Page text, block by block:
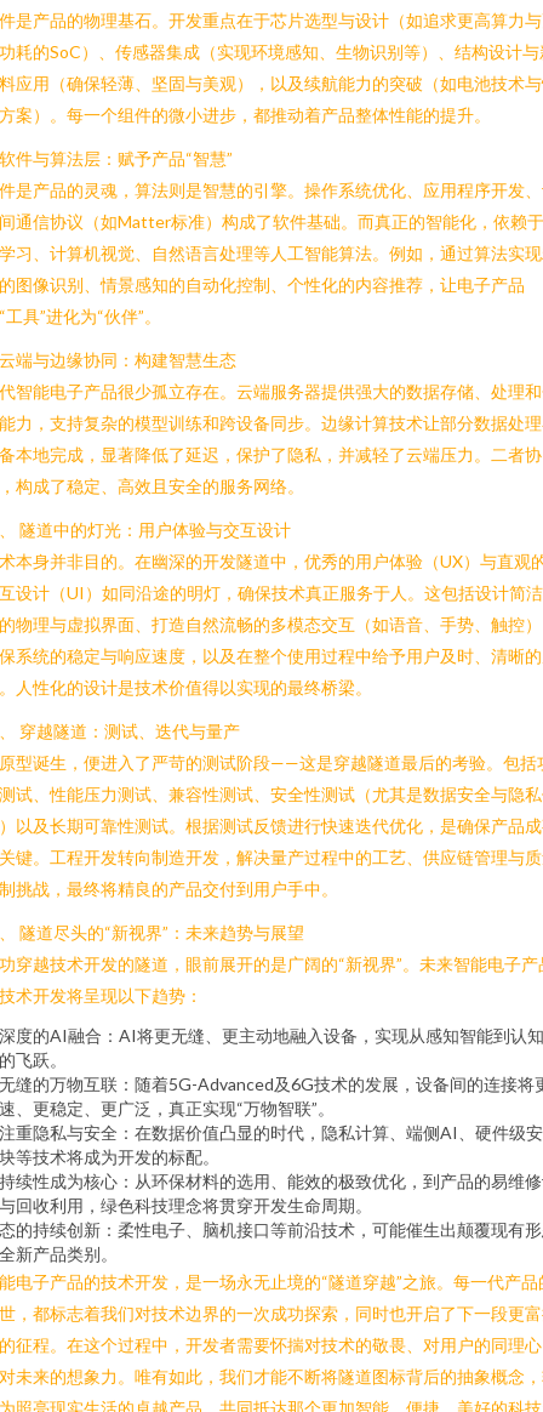
是产品的物理基石。开发重点在于芯片选型与设计（如追求更高算力
耗的SoC）、传感器集成（实现环境感知、生物识别等）、结构设计与
应用（确保轻薄、坚固与美观），以及续航能力的突破（如电池技术
案）。每一个组件的微小进步，都推动着产品整体性能的提升。
件与算法层：赋予产品“智慧”
是产品的灵魂，算法则是智慧的引擎。操作系统优化、应用程序开发
通信协议（如Matter标准）构成了软件基础。而真正的智能化，依赖
习、计算机视觉、自然语言处理等人工智能算法。例如，通过算法实
图像识别、情景感知的自动化控制、个性化的内容推荐，让电子产品
工具”进化为“伙伴”。
端与边缘协同：构建智慧生态
智能电子产品很少孤立存在。云端服务器提供强大的数据存储、处理
力，支持复杂的模型训练和跨设备同步。边缘计算技术让部分数据处
本地完成，显著降低了延迟，保护了隐私，并减轻了云端压力。二者协
构成了稳定、高效且安全的服务网络。
隧道中的灯光：用户体验与交互设计
本身并非目的。在幽深的开发隧道中，优秀的用户体验（UX）与直观
设计（UI）如同沿途的明灯，确保技术真正服务于人。这包括设计简
物理与虚拟界面、打造自然流畅的多模态交互（如语音、手势、触控
系统的稳定与响应速度，以及在整个使用过程中给予用户及时、清晰
人性化的设计是技术价值得以实现的最终桥梁。
穿越隧道：测试、迭代与量产
型诞生，便进入了严苛的测试阶段——这是穿越隧道最后的考验。包括
试、性能压力测试、兼容性测试、安全性测试（尤其是数据安全与隐
以及长期可靠性测试。根据测试反馈进行快速迭代优化，是确保产品
键。工程开发转向制造开发，解决量产过程中的工艺、供应链管理与
挑战，最终将精良的产品交付到用户手中。
隧道尽头的“新视界”：未来趋势与展望
穿越技术开发的隧道，眼前展开的是广阔的“新视界”。未来智能电子产
术开发将呈现以下趋势：
度的AI融合：AI将更无缝、更主动地融入设备，实现从感知智能到认
飞跃。
缝的万物互联：随着5G-Advanced及6G技术的发展，设备间的连接将
、更稳定、更广泛，真正实现“万物智联”。
重隐私与安全：在数据价值凸显的时代，隐私计算、端侧AI、硬件级
等技术将成为开发的标配。
续性成为核心：从环保材料的选用、能效的极致优化，到产品的易维
回收利用，绿色科技理念将贯穿开发生命周期。
的持续创新：柔性电子、脑机接口等前沿技术，可能催生出颠覆现有
新产品类别。
电子产品的技术开发，是一场永无止境的“隧道穿越”之旅。每一代产品
，都标志着我们对技术边界的一次成功探索，同时也开启了下一段更
征程。在这个过程中，开发者需要怀揣对技术的敬畏、对用户的同理
未来的想象力。唯有如此，我们才能不断将隧道图标背后的抽象概念
照亮现实生活的卓越产品，共同抵达那个更加智能、便捷、美好的科